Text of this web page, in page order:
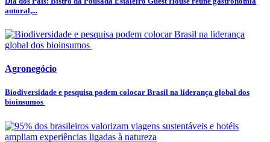
autoral,...
Agronegócio
Biodiversidade e pesquisa podem colocar Brasil na liderança global dos
bioinsumos